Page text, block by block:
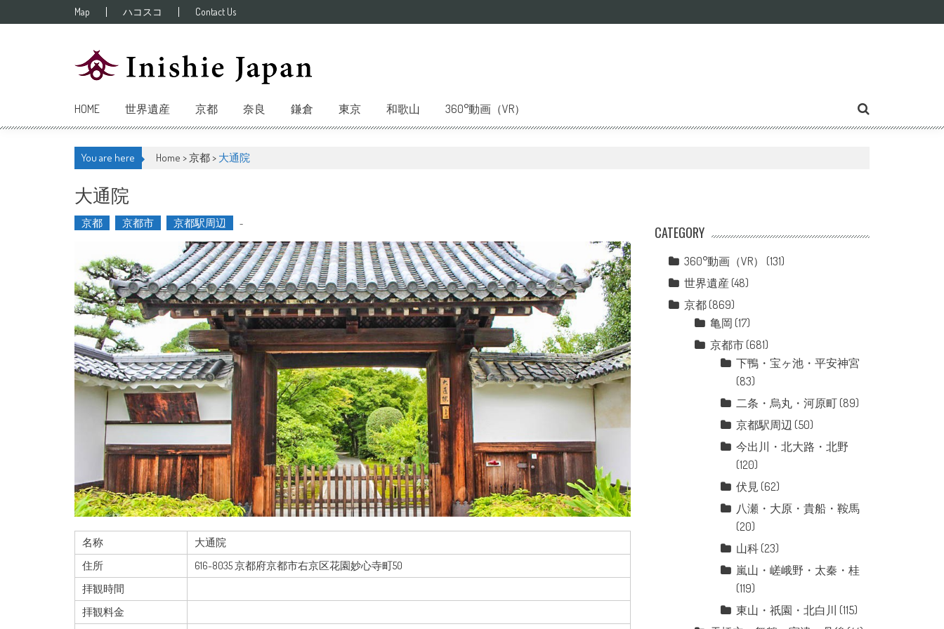
Map ハコスコ Contact Us
HOME 世界遺産 京都 奈良 鎌倉 東京 和歌山 360°動画（VR）
You are here Home >京都> 大通院
大通院
京都 京都市 京都駅周辺 -
名称
大通院
住所
616-8035 京都府京都市右京区花園妙心寺町50
拝観時間
拝観料金
CATEGORY
360°動画（VR）
(131)
世界遺産 (48)
京都 (869)
亀岡 (17)
京都市 (681)
下鴨・宝ヶ池・平安神宮
(83)
二条・烏丸・河原町 (89)
京都駅周辺 (50)
今出川・北大路・北野
(120)
伏見 (62)
八瀬・大原・貴船・鞍馬
(20)
山科 (23)
嵐山・嵯峨野・太秦・桂
(119)
東山・祇園・北白川 (115)